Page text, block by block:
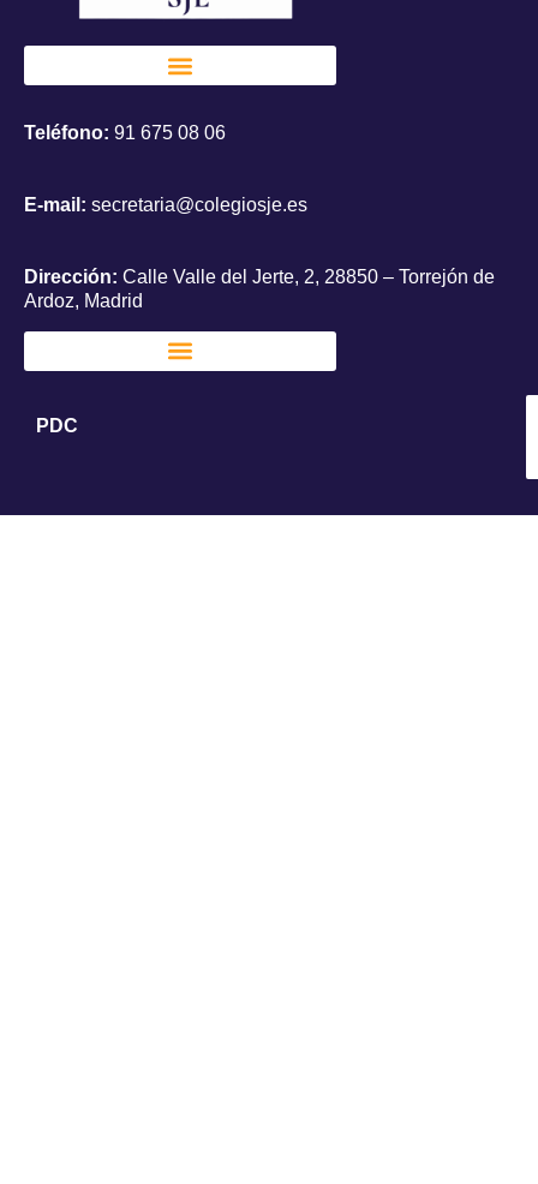
Teléfono: 91 675 08 06
E-mail: secretaria@colegiosje.es
Dirección: Calle Valle del Jerte, 2, 28850 – Torrejón de
Ardoz, Madrid
PDC